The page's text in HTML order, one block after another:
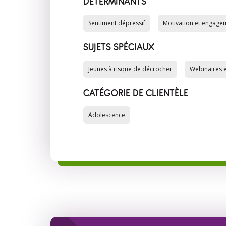
Sentiment dépressif Motivation et
SUJETS SPÉCIAUX
Jeunes à risque de décrocher Webinaires
CATÉGORIE DE CLIENTÈLE
Adolescence